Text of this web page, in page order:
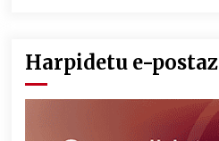
Harpidetu e-postaz